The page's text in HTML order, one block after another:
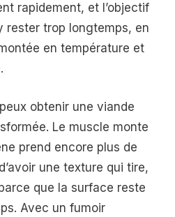
rapidement, et l’objectif
rester trop longtemps, en
en température et
obtenir une viande
Le muscle monte
prend encore plus de
une texture qui tire,
que la surface reste
Avec un fumoir